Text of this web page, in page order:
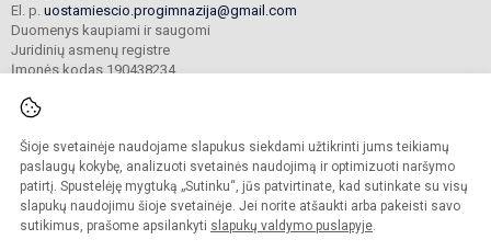
Šioje svetainėje naudojame slapukus siekdami užtikrinti jums teikiamų
paslaugų kokybę, analizuoti svetainės naudojimą ir optimizuoti naršymo
patirtį. Spustelėję mygtuką „Sutinku“, jūs patvirtinate, kad sutinkate su visų
slapukų naudojimu šioje svetainėje. Jei norite atšaukti arba pakeisti savo
sutikimus, prašome apsilankyti slapukų valdymo puslapyje.
El. p. uostamiescio.progimnazija@gmail.com
Duomenys kaupiami ir saugomi
Juridinių asmenų registre
Įmonės kodas 190438234
© 2023. Klaipėdos uostamiesčio progimnazija. Visos teisės saugomos.
Kopijuoti turinį be raštiško gimnazijos sutikimo griežtai draudžiama.
Prieinamumo paraiška Slapukų valdymas
Sumanus būdas atnaujinti